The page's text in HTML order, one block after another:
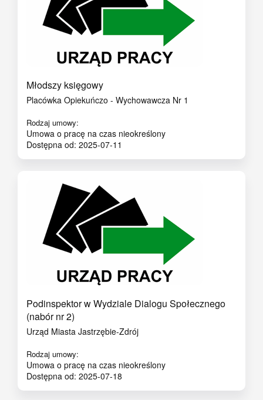
Młodszy księgowy
Placówka Opiekuńczo - Wychowawcza Nr 1
Rodzaj umowy:
Umowa o pracę na czas nieokreślony
Dostępna od: 2025-07-11
Podinspektor w Wydziale Dialogu Społecznego
(nabór nr 2)
Urząd Miasta Jastrzębie-Zdrój
Rodzaj umowy:
Umowa o pracę na czas nieokreślony
Dostępna od: 2025-07-18